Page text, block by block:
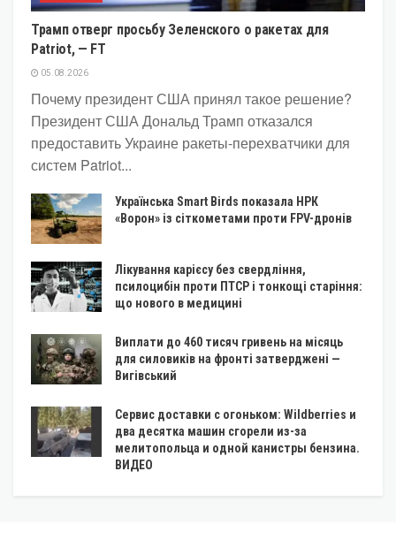
Трамп отверг просьбу Зеленского о ракетах для
Patriot, — FT
05.08.2026
Почему президент США принял такое решение?
Президент США Дональд Трамп отказался
предоставить Украине ракеты-перехватчики для
систем Patriot...
Українська Smart Birds показала НРК
«Ворон» із сіткометами проти FPV-дронів
Лікування карієсу без свердління,
псилоцибін проти ПТСР і тонкощі старіння:
що нового в медицині
Виплати до 460 тисяч гривень на місяць
для силовиків на фронті затверджені —
Вигівський
Сервис доставки с огоньком: Wildberries и
два десятка машин сгорели из-за
мелитопольца и одной канистры бензина.
ВИДЕО